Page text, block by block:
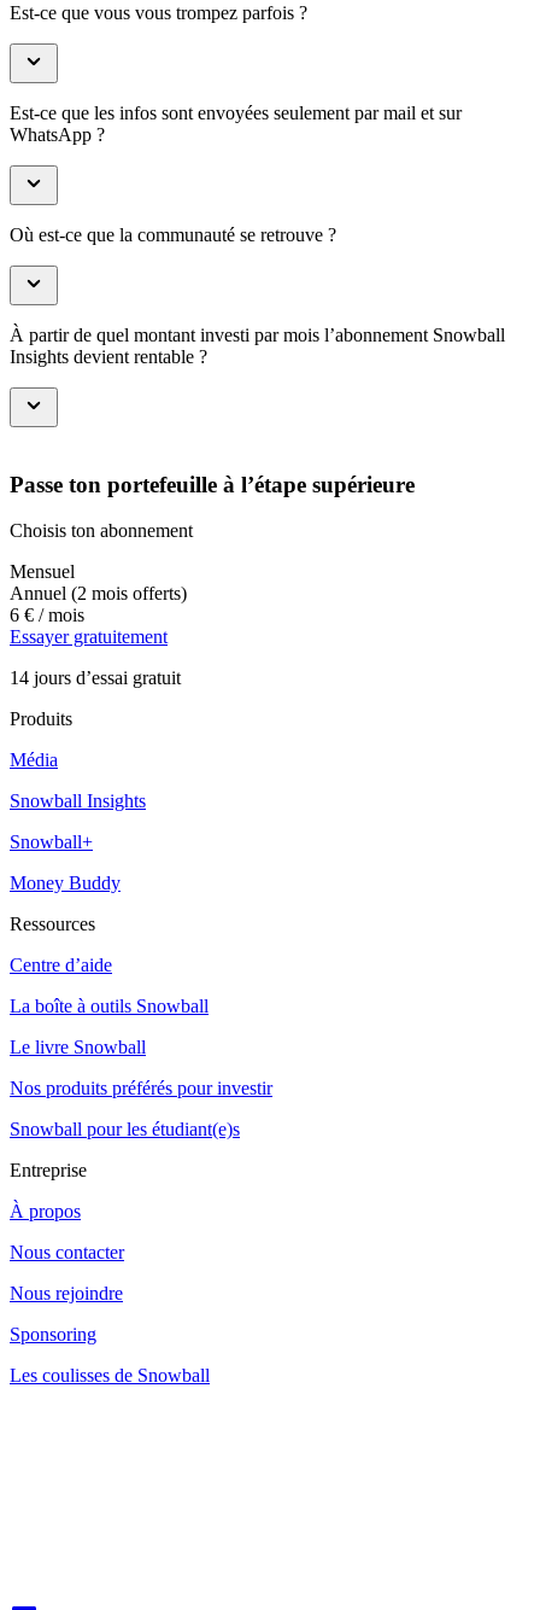
Est-ce que vous vous trompez parfois ?
Est-ce que les infos sont envoyées seulement par mail et sur
WhatsApp ?
Où est-ce que la communauté se retrouve ?
À partir de quel montant investi par mois l’abonnement Snowball
Insights devient rentable ?
Passe ton portefeuille à l’étape supérieure
Choisis ton abonnement
Mensuel
Annuel (2 mois offerts)
6 € / mois
Essayer gratuitement
14 jours d’essai gratuit
Produits
Média
Snowball Insights
Snowball+
Money Buddy
Ressources
Centre d’aide
La boîte à outils Snowball
Le livre Snowball
Nos produits préférés pour investir
Snowball pour les étudiant(e)s
Entreprise
À propos
Nous contacter
Nous rejoindre
Sponsoring
Les coulisses de Snowball